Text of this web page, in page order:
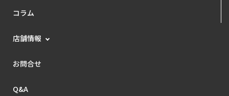
コラム
店舗情報
お問合せ
Q&A